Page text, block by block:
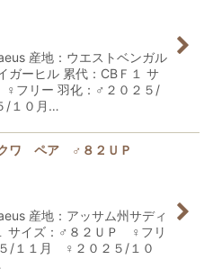
産地：ウエストベンガル
ガーヒル 累代：CBＦ１ サ
フリー 羽化：♂２０２５/
/１０月…
クワ ペア ♂８２ＵＰ
産地：アッサム州サディ
サイズ：♂８２ＵＰ ♀フリ
/１１月 ♀２０２５/１０